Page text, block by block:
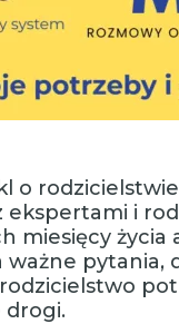
o
ekspertami i
miesięcy życia
pytania,
drogi.